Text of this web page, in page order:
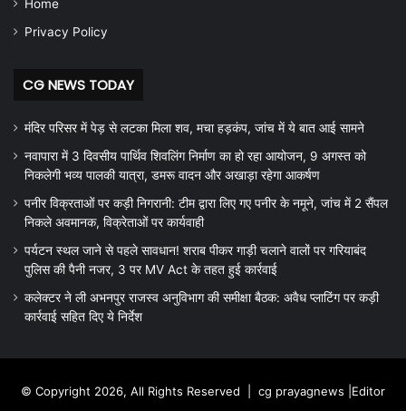
Home
Privacy Policy
CG NEWS TODAY
मंदिर परिसर में पेड़ से लटका मिला शव, मचा हड़कंप, जांच में ये बात आई सामने
नवापारा में 3 दिवसीय पार्थिव शिवलिंग निर्माण का हो रहा आयोजन, 9 अगस्त को
निकलेगी भव्य पालकी यात्रा, डमरू वादन और अखाड़ा रहेगा आकर्षण
पनीर विक्रताओं पर कड़ी निगरानी: टीम द्वारा लिए गए पनीर के नमूने, जांच में 2 सैंपल
निकले अवमानक, विक्रेताओं पर कार्यवाही
पर्यटन स्थल जाने से पहले सावधान! शराब पीकर गाड़ी चलाने वालों पर गरियाबंद
पुलिस की पैनी नजर, 3 पर MV Act के तहत हुई कार्रवाई
कलेक्टर ने ली अभनपुर राजस्व अनुविभाग की समीक्षा बैठक: अवैध प्लाटिंग पर कड़ी
कार्रवाई सहित दिए ये निर्देश
© Copyright 2026, All Rights Reserved | cg prayagnews |Editor